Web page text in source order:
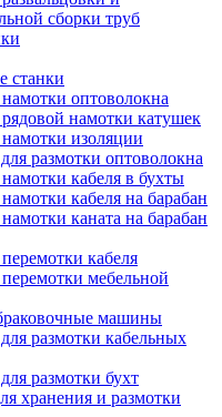
сборки труб
станки
оптоволокна
намотки катушек
изоляции
размотки оптоволокна
кабеля в бухты
кабеля на барабан
каната на барабан
кабеля
мебельной
машины
размотки кабельных
размотки бухт
хранения и размотки